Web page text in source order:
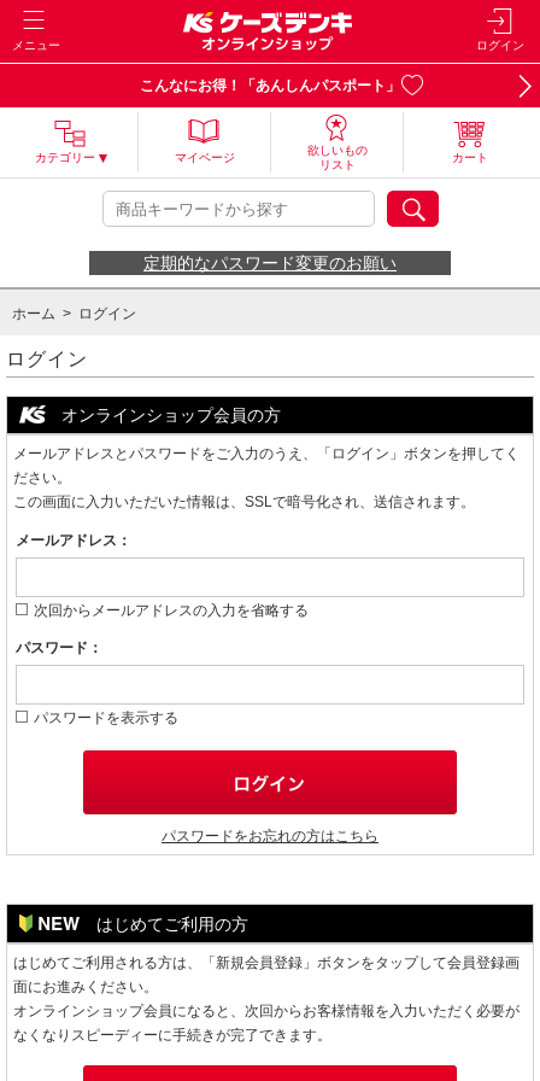
メニュー ログイン
こんなにお得！「あんしんパスポート」
カテゴリー マイページ
欲しいもの
リスト
カート
定期的なパスワード変更のお願い
ホーム > ログイン
ログイン
オンラインショップ会員の方
メールアドレスとパスワードをご入力のうえ、「ログイン」ボタンを押してく
ださい。
この画面に入力いただいた情報は、SSLで暗号化され、送信されます。
メールアドレス：
次回からメールアドレスの入力を省略する
パスワード：
パスワードを表示する
パスワードをお忘れの方はこちら
はじめてご利用の方
はじめてご利用される方は、「新規会員登録」ボタンをタップして会員登録画
面にお進みください。
オンラインショップ会員になると、次回からお客様情報を入力いただく必要が
なくなりスピーディーに手続きが完了できます。